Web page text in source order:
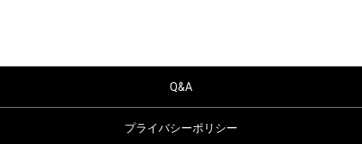
Q&A
プライバシーポリシー